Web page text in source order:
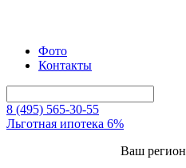
Фото
Контакты
8 (495) 565-30-55
Льготная ипотека 6%
Ваш регион